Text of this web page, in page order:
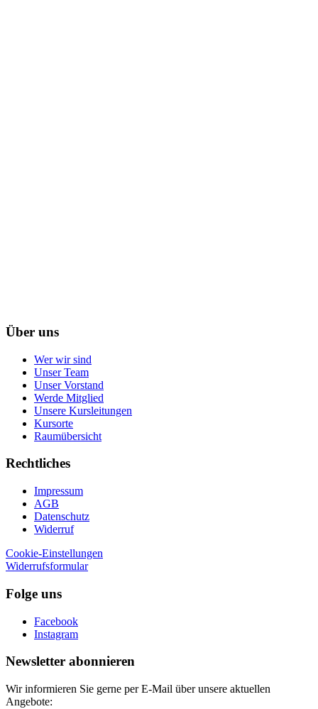
Über uns
Wer wir sind
Unser Team
Unser Vorstand
Werde Mitglied
Unsere Kursleitungen
Kursorte
Raumübersicht
Rechtliches
Impressum
AGB
Datenschutz
Widerruf
Cookie-Einstellungen
Widerrufsformular
Folge uns
Facebook
Instagram
Newsletter abonnieren
Wir informieren Sie gerne per E-Mail über unsere aktuellen
Angebote: